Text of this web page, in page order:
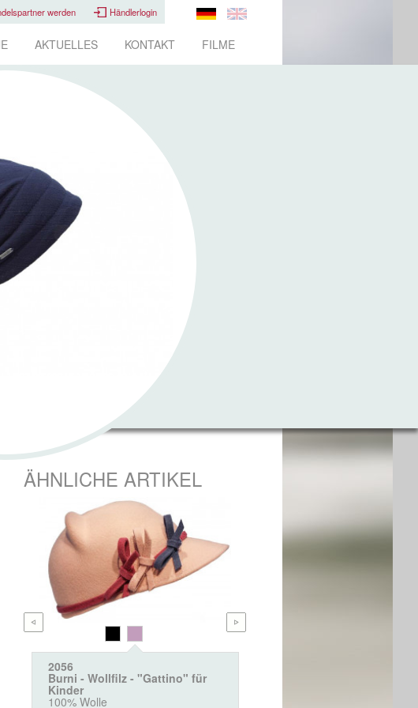
werden Händlerlogin
AKTUELLES KONTAKT FILME
ÄHNLICHE ARTIKEL
2056
Burni - Wollfilz - "Gattino" für
Kinder
100% Wolle